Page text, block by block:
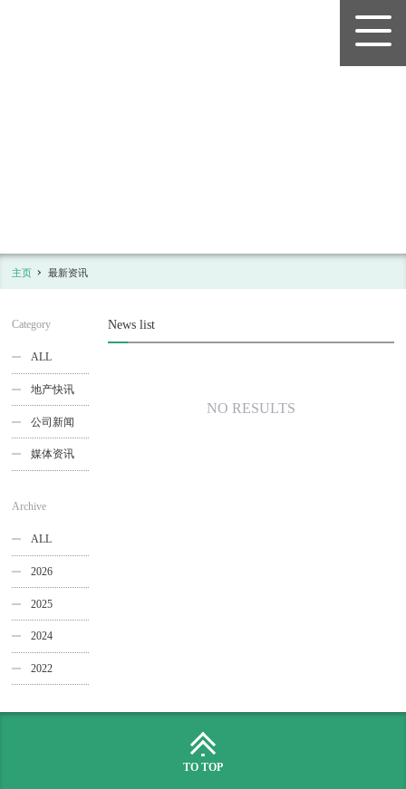
主页 最新资讯
Category
ALL
地产快讯
公司新闻
媒体资讯
Archive
ALL
2026
2025
2024
2022
News list
NO RESULTS
TO TOP